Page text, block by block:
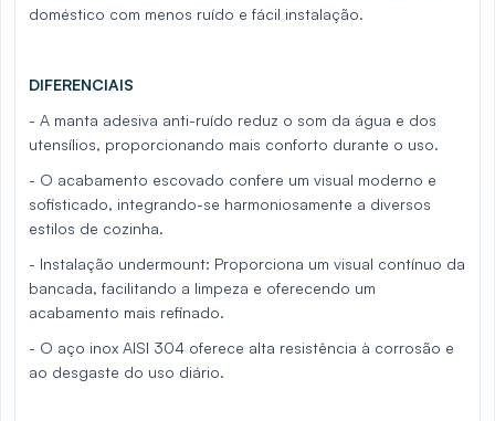
doméstico com menos ruído e fácil instalação.
DIFERENCIAIS
- A manta adesiva anti-ruído reduz o som da água e dos
utensílios, proporcionando mais conforto durante o uso.
- O acabamento escovado confere um visual moderno e
sofisticado, integrando-se harmoniosamente a diversos
estilos de cozinha.
- Instalação undermount: Proporciona um visual contínuo da
bancada, facilitando a limpeza e oferecendo um
acabamento mais refinado.
- O aço inox AISI 304 oferece alta resistência à corrosão e
ao desgaste do uso diário.